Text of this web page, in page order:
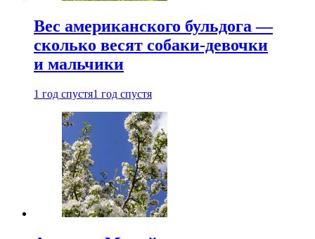
Вес американского бульдога —
сколько весят собаки-девочки
и мальчики
1 год спустя1 год спустя